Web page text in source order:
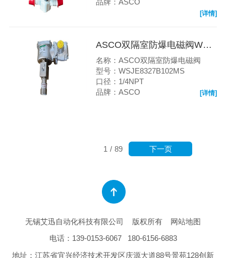
品牌：ASCO
[详情]
ASCO双隔室防爆电磁阀WSJE8327B102MS
名称：ASCO双隔室防爆电磁阀
型号：WSJE8327B102MS
口径：1/4NPT
品牌：ASCO
[详情]
1 / 89 下一页
无锡艾迅自动化科技有限公司 版权所有
网站地图
电话： 139-0153-6067
180-6156-6883
地址：江苏省宜兴经济技术开发区庆源大道88号景苑128创新